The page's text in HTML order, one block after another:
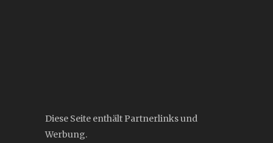
Diese Seite enthält Partnerlinks und
Werbung.